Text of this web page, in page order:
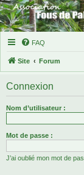
FAQ
Site Forum
Connexion
Nom d’utilisateur :
Mot de passe :
J’ai oublié mon mot de